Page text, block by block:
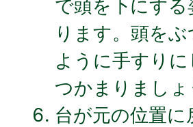
で頭を下にする
ります。頭を
ように手すりに
つかまりましょ
台が元の位置に